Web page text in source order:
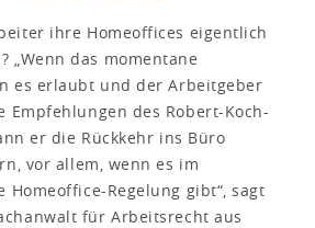
ihre Homeoffices eigentlich
„Wenn das momentane
es erlaubt und der Arbeitgeber
Empfehlungen des Robert-Koch-
er die Rückkehr ins Büro
vor allem, wenn es im
Homeoffice-Regelung gibt“, sagt
für Arbeitsrecht aus